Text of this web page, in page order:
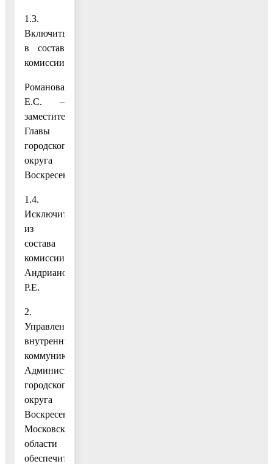
1.3.
Включить
в состав
комиссии:
Романова
Е.С. –
заместитель
Главы
городского
округа
Воскресенск;
1.4.
Исключить
из
состава
комиссии
Андрианова
Р.Е.
2.
Управлению
внутренних
коммуникаций
Администрации
городского
округа
Воскресенск
Московской
области
обеспечить